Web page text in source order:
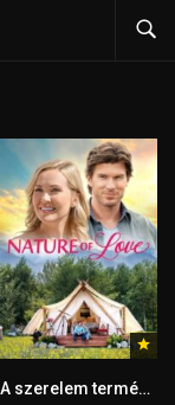
A szerelem természete